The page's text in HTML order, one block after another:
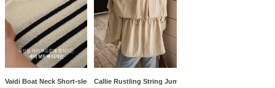
Vaidi Boat Neck Short-sleeve KnitwearCallie Rustling String Jumper Jacket